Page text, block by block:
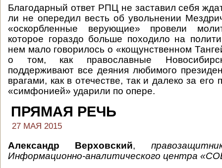
Благодарный ответ РПЦ не заставил себя
ли не опередил весть об увольнении
«оскорбленные верующие» провели
которое гораздо больше походило на
нем мало говорилось о «кощунственном
о том, как православные
поддерживают все деяния любимого
врагами, как в отечестве, так и далеко за его
«симфонией» ударили по опере.
ПРЯМАЯ РЕЧЬ
27 МАЯ 2015
Александр Верховский,
Информационно-аналитического центра